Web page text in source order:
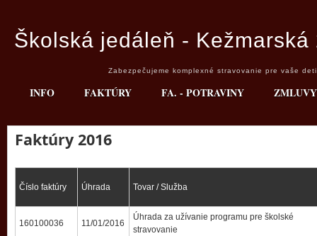
Školská jedáleň - Kežmarská
Zabezpečujeme komplexné stravovanie pre vaše
INFO FAKTÚRY FA. - POTRAVINY ZMLUVY
Faktúry 2016
Číslo faktúry Úhrada Tovar / Služba
160100036 11/01/2016
Úhrada za užívanie programu pre školské
stravovanie